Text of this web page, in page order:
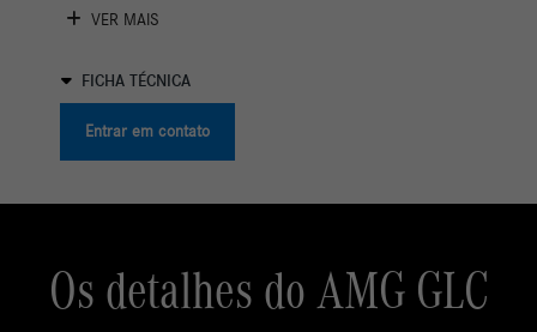
VER MAIS
FICHA TÉCNICA
Entrar em contato
Os detalhes do AMG GLC